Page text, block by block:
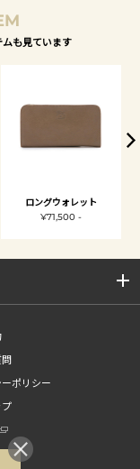
も見ています
ロングウォレット
¥71,500 -
ポリシー